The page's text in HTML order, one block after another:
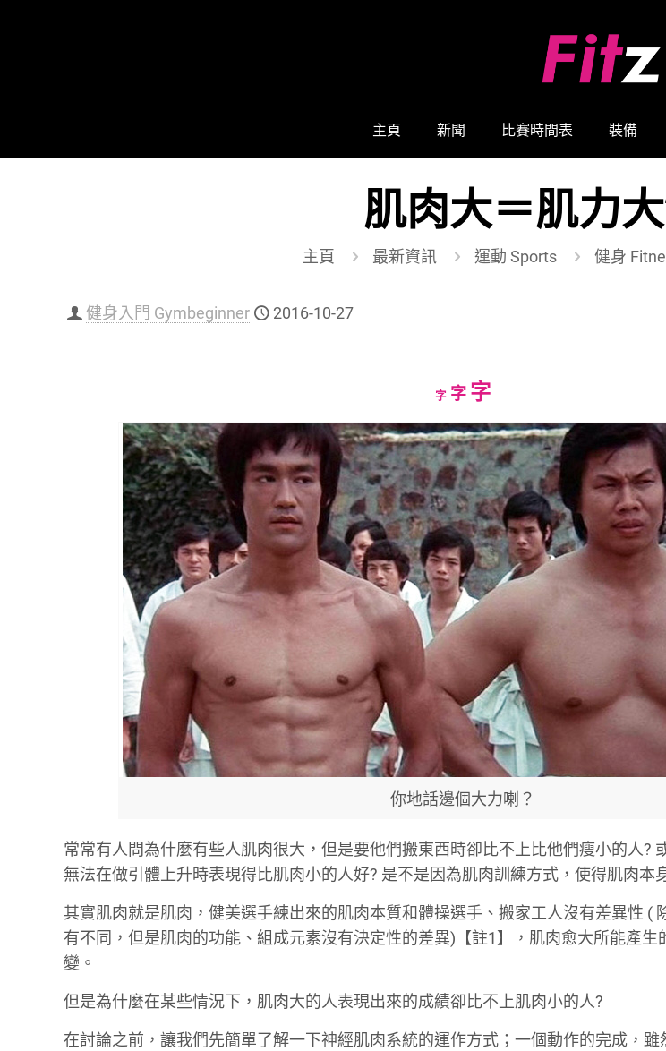
主頁 新聞 比賽時間表 裝備
肌肉大＝肌力
主頁 最新資訊 運動 Sports 健身
健身入門 Gymbeginner 2016-10-27
字Decrease
size.
字Reset
size.
字Increase
font
size.
你地話邊個大力喇？
常常有人問為什麼有些人肌肉很大，但是要他們搬東西時卻比不上比他們瘦小的人?
無法在做引體上升時表現得比肌肉小的人好? 是不是因為肌肉訓練方式，使得肌肉本
其實肌肉就是肌肉，健美選手練出來的肌肉本質和體操選手、搬家工人沒有差異性 (
有不同，但是肌肉的功能、組成元素沒有決定性的差異)【註1】，肌肉愈大所能產生
變。
但是為什麼在某些情況下，肌肉大的人表現出來的成績卻比不上肌肉小的人?
在討論之前，讓我們先簡單了解一下神經肌肉系統的運作方式；一個動作的完成，